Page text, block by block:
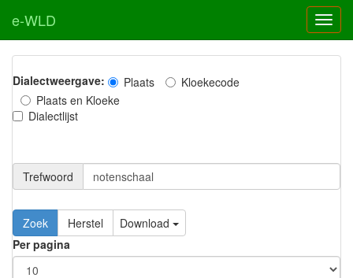
e-WLD
Dialectweergave: Plaats
Kloekecode
Plaats en Kloeke
Dialectlijst
Trefwoord
Download
Per pagina